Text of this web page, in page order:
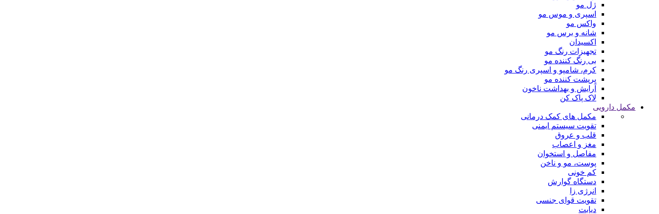
ژل مو
اسپری و موس مو
واکس مو
شانه و برس مو
اکسیدان
تجهیزات رنگ مو
بی رنگ کننده مو
کرم، شامپو و اسپری رنگ مو
پرپشت کننده مو
آرایش و بهداشت ناخون
لاک پاک کن
مکمل دارویی
مکمل های کمک درمانی
تقویت سیستم ایمنی
قلب و عروق
مغز و اعصاب
مفاصل و استخوان
پوست، مو و ناخن
کم خونی
دستگاه گوارش
انرژی زا
تقویت قوای جنسی
دیابت